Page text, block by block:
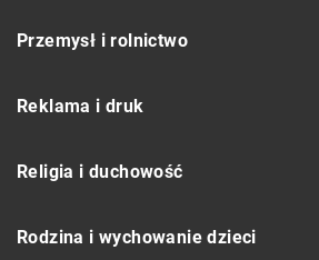
Przemysł i rolnictwo
Reklama i druk
Religia i duchowość
Rodzina i wychowanie dzieci